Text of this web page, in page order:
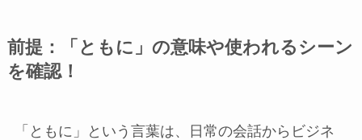
前提：「ともに」の意味や使われるシーン
を確認！
「ともに」という言葉は、日常の会話からビジネ